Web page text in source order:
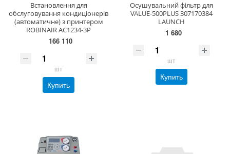
Встановлення для
обслуговування кондиціонерів
(автоматичне) з принтером
ROBINAIR AC1234-3P
166 110
шт
Купить
Осушувальний фільтр для
VALUE-500PLUS 307170384
LAUNCH
1 680
шт
Купить